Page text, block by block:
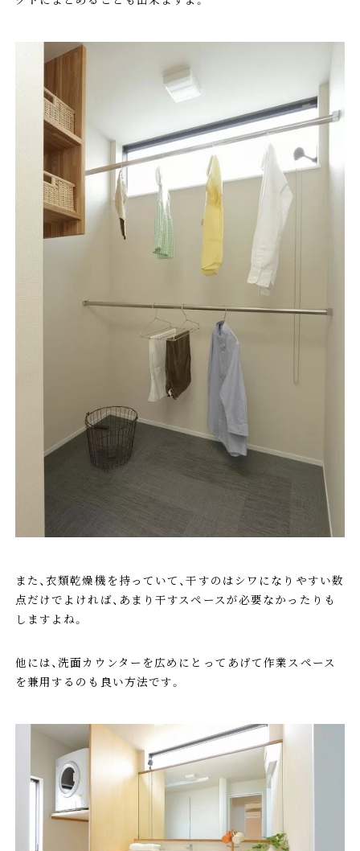
また、衣類乾燥機を持っていて、干すのはシワになりやすい数
点だけでよければ、あまり干すスペースが必要なかったりも
しますよね。
他には、洗面カウンターを広めにとってあげて作業スペース
を兼用するのも良い方法です。